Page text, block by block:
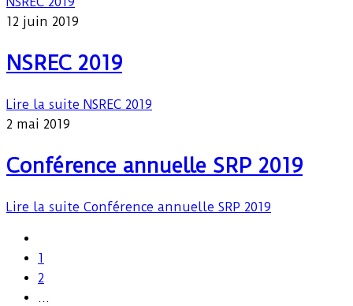
12 juin 2019
NSREC 2019
Lire la suite NSREC 2019
2 mai 2019
Conférence annuelle SRP 2019
Lire la suite Conférence annuelle SRP 2019
1
2
…